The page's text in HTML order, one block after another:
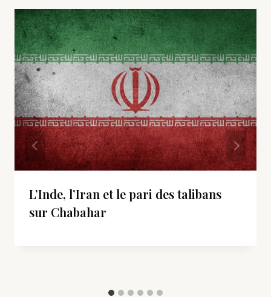
L’Inde, l’Iran et le pari des talibans
sur Chabahar